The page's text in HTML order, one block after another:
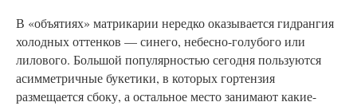
В «объятиях» матрикарии нередко оказывается гидрангия
холодных оттенков — синего, небесно-голубого или
лилового. Большой популярностью сегодня пользуются
асимметричные букетики, в которых гортензия
размещается сбоку, а остальное место занимают какие-